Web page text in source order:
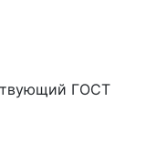
ГОСТ